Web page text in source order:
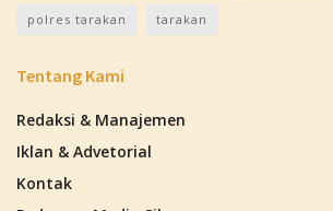
polres tarakan tarakan
Tentang Kami
Redaksi & Manajemen
Iklan & Advetorial
Kontak